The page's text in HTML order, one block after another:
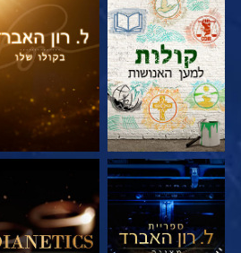
בדוק את הסדרה בדוק את הסדרה
בדוק את הסדרה בדוק את הסדרה